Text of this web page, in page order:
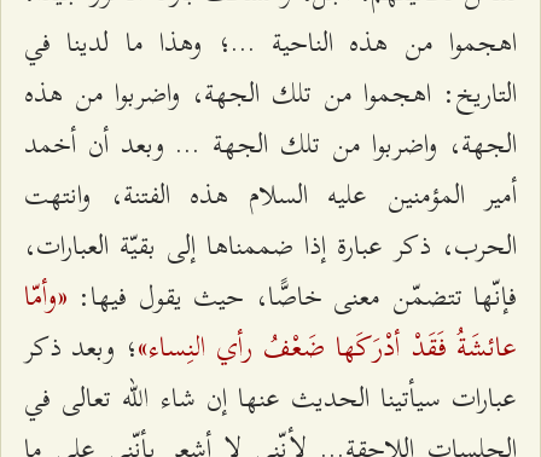
اهجموا من هذه الناحية ...؛ وهذا ما لدينا في
التاريخ: اهجموا من تلك الجهة، واضربوا من هذه
الجهة، واضربوا من تلك الجهة ... وبعد أن أخمد
أمير المؤمنين عليه السلام هذه الفتنة، وانتهت
الحرب، ذكر عبارة إذا ضممناها إلى بقيّة العبارات،
فإنّها تتضمّن معنى خاصًّا، حيث يقول فيها: «وأمّا
عائشَةُ فَقَدْ أدْرَكَها ضَعْفُ رأي النِساء»؛ وبعد ذكر
عبارات سيأتينا الحديث عنها إن شاء الله تعالى في